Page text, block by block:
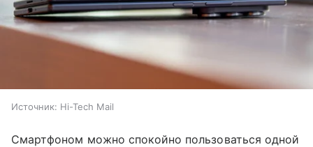
Источник: Hi-Tech Mail
Смартфоном можно спокойно пользоваться одной